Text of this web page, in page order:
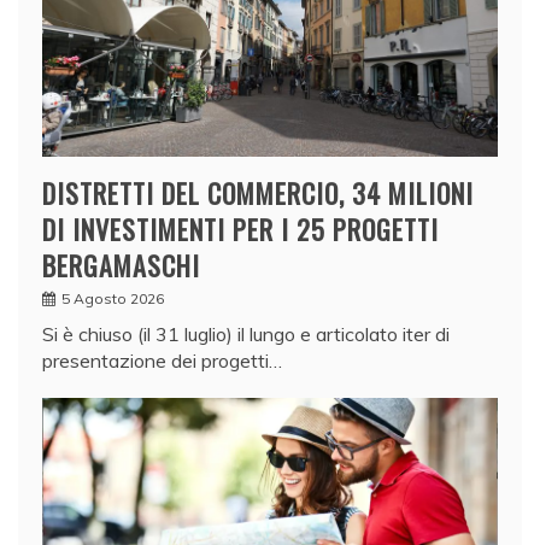
DISTRETTI DEL COMMERCIO, 34 MILIONI
DI INVESTIMENTI PER I 25 PROGETTI
BERGAMASCHI
5 Agosto 2026
Si è chiuso (il 31 luglio) il lungo e articolato iter di
presentazione dei progetti…